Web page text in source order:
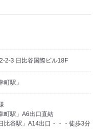
2-3 日比谷国際ビル18F
駅」
町駅」A6出口直結
比谷駅」A14出口・・・徒歩3分